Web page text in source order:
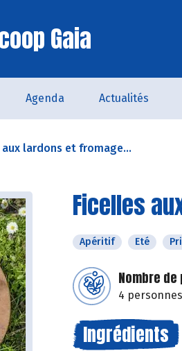
Gaia
Agenda Actualités
aux lardons et fromage...
Ficelles
Apéritif Eté
Nombre
4 personnes
Ingrédients